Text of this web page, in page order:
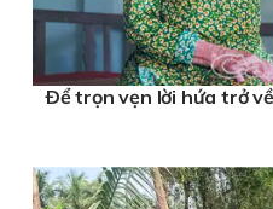
Ðể trọn vẹn lời hứa trở về